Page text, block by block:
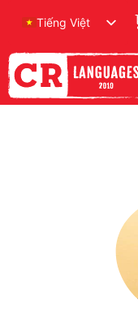
Tiếng Việt